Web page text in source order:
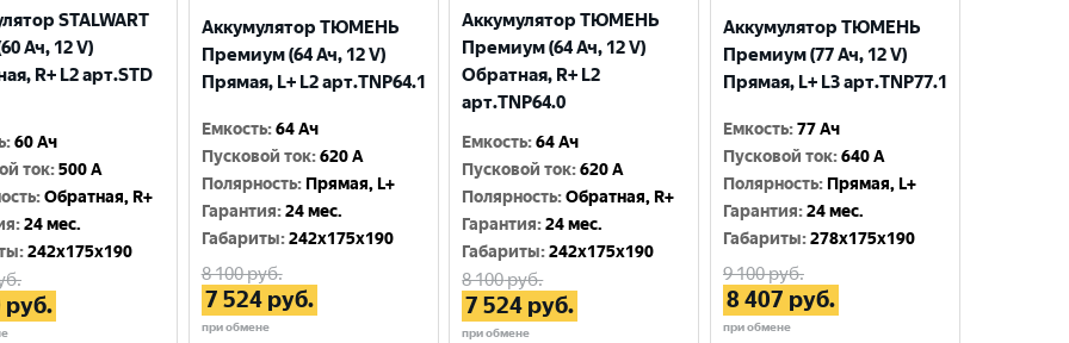
STALWART
Ач, 12 V)
R+ L2 арт.STD
:60 Ач
ток:500 A
:Обратная, R+
:24 мес.
:242x175x190
руб.
Аккумулятор ТЮМЕНЬ
Премиум (64 Ач, 12 V)
Прямая, L+ L2 арт.TNP64.1
Емкость:64 Ач
Пусковой ток:620 A
Полярность: Прямая, L+
Гарантия:24 мес.
Габариты:242x175x190
8 100руб.
7 524руб.
при обмене
Аккумулятор ТЮМЕНЬ
Премиум (64 Ач, 12 V)
Обратная, R+ L2
арт.TNP64.0
Емкость:64 Ач
Пусковой ток:620 A
Полярность:Обратная, R+
Гарантия:24 мес.
Габариты:242x175x190
8 100руб.
7 524 руб.
при обмене
Аккумулятор ТЮМЕНЬ
Премиум (77 Ач, 12 V)
Прямая, L+ L3 арт.TNP77.1
Емкость:77 Ач
Пусковой ток:640 A
Полярность: Прямая, L+
Гарантия:24 мес.
Габариты:278x175x190
9 100руб.
8 407 руб.
при обмене
Выберите ваш город
Великий Новгород
Гатчина
Санкт-Петербург
Смоленск